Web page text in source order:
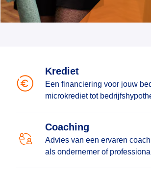
Krediet
Een financiering voor jouw
microkrediet tot
Coaching
Advies van een ervaren
als ondernemer of